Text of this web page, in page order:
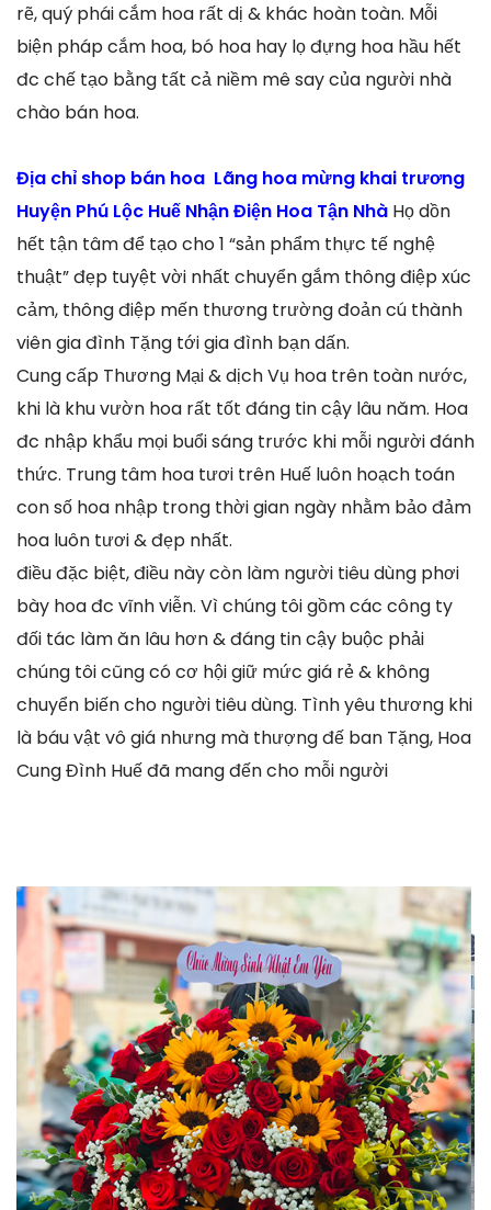
rẽ, quý phái cắm hoa rất dị & khác hoàn toàn. Mỗi
biện pháp cắm hoa, bó hoa hay lọ đựng hoa hầu hết
đc chế tạo bằng tất cả niềm mê say của người nhà
chào bán hoa.
Địa chỉ shop bán hoa Lãng hoa mừng khai trương
Huyện Phú Lộc Huế Nhận Điện Hoa Tận Nhà Họ dồn
hết tận tâm để tạo cho 1 “sản phẩm thực tế nghệ
thuật” đẹp tuyệt vời nhất chuyển gắm thông điệp xúc
cảm, thông điệp mến thương trường đoản cú thành
viên gia đình Tặng tới gia đình bạn dấn.
Cung cấp Thương Mại & dịch Vụ hoa trên toàn nước,
khi là khu vườn hoa rất tốt đáng tin cậy lâu năm. Hoa
đc nhập khẩu mọi buổi sáng trước khi mỗi người đánh
thức. Trung tâm hoa tươi trên Huế luôn hoạch toán
con số hoa nhập trong thời gian ngày nhằm bảo đảm
hoa luôn tươi & đẹp nhất.
điều đặc biệt, điều này còn làm người tiêu dùng phơi
bày hoa đc vĩnh viễn. Vì chúng tôi gồm các công ty
đối tác làm ăn lâu hơn & đáng tin cậy buộc phải
chúng tôi cũng có cơ hội giữ mức giá rẻ & không
chuyển biến cho người tiêu dùng. Tình yêu thương khi
là báu vật vô giá nhưng mà thượng đế ban Tặng, Hoa
Cung Đình Huế đã mang đến cho mỗi người